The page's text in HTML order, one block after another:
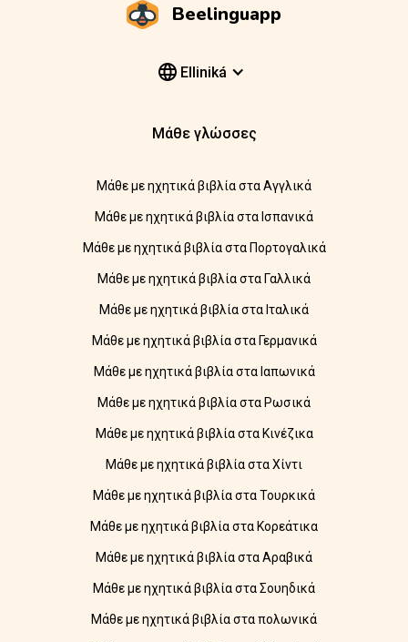
Beelinguapp
Elliniká
Μάθε γλώσσες
Μάθε με ηχητικά βιβλία στα Αγγλικά
Μάθε με ηχητικά βιβλία στα Ισπανικά
Μάθε με ηχητικά βιβλία στα Πορτογαλικά
Μάθε με ηχητικά βιβλία στα Γαλλικά
Μάθε με ηχητικά βιβλία στα Ιταλικά
Μάθε με ηχητικά βιβλία στα Γερμανικά
Μάθε με ηχητικά βιβλία στα Ιαπωνικά
Μάθε με ηχητικά βιβλία στα Ρωσικά
Μάθε με ηχητικά βιβλία στα Κινέζικα
Μάθε με ηχητικά βιβλία στα Χίντι
Μάθε με ηχητικά βιβλία στα Τουρκικά
Μάθε με ηχητικά βιβλία στα Κορεάτικα
Μάθε με ηχητικά βιβλία στα Αραβικά
Μάθε με ηχητικά βιβλία στα Σουηδικά
Μάθε με ηχητικά βιβλία στα πολωνικά